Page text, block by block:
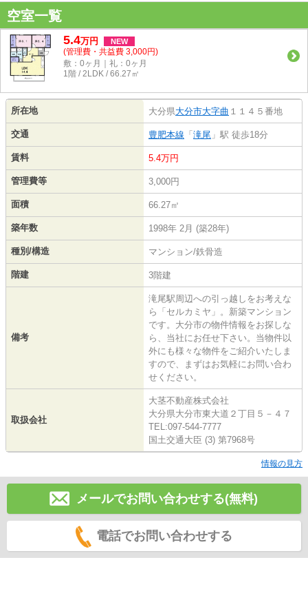
空室一覧
5.4万円 NEW
(管理費・共益費 3,000円)
敷：0ヶ月｜礼：0ヶ月
1階 / 2LDK / 66.27㎡
所在地 大分県大分市大字曲 １１４５番地
交通 豊肥本線 「 滝尾 」駅 徒歩18分
賃料 5.4万円
管理費等 3,000円
面積 66.27㎡
築年数 1998年 2月 (築28年)
種別/構造 マンション/鉄骨造
階建 3階建
備考
滝尾駅周辺への引っ越しをお考えな
ら「セルカミヤ」。新築マンション
です。大分市の物件情報をお探しな
ら、当社にお任せ下さい。当物件以
外にも様々な物件をご紹介いたしま
すので、まずはお気軽にお問い合わ
せください。
取扱会社
大茎不動産株式会社
大分県大分市東大道２丁目５－４７
TEL:097-544-7777
国土交通大臣 (3) 第7968号
情報の見方
メールでお問い合わせする(無料)
電話でお問い合わせする